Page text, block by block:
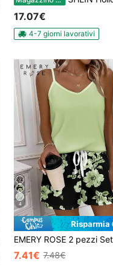
17.07€
4-7 giorni lavorativi
4
Risparmia
7.41€ 7.48€